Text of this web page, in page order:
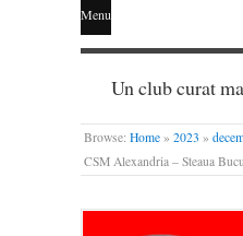
LIBERĂ
Menu
Un club curat
Browse: Home » 2023 »
CSM Alexandria – Steaua